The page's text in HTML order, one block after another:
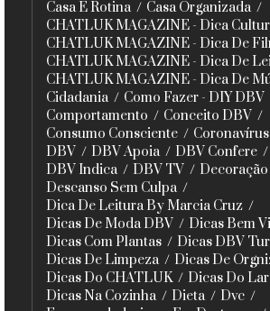
Casa E Rotina
Casa Organizada
CHATLUK MAGAZINE - Dica
CHATLUK MAGAZINE - Dica De
CHATLUK MAGAZINE - Dica De
CHATLUK MAGAZINE - Dica De
Cidadania
Como Fazer - DIY DBV
Comportamento
Conceito DBV
Consumo Consciente
Coronavírus
DBV
DBV Apoia
DBV Confere
DBV Indica
DBV TV
Descanso Sem Culpa
Dica De Leitura By Marcia Cruz
Dicas De Moda DBV
Dicas Bem
Dicas Com Plantas
Dicas DBV
Dicas De Limpeza
Dicas De
Dicas Do CHATLUK
Dicas Do
Dicas Na Cozinha
Dieta
Dvc